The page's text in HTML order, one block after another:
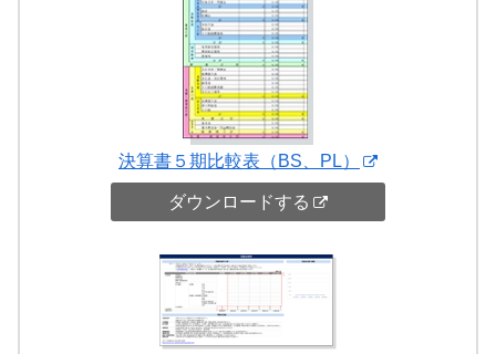
決算書５期比較表（BS、PL）
ダウンロードする